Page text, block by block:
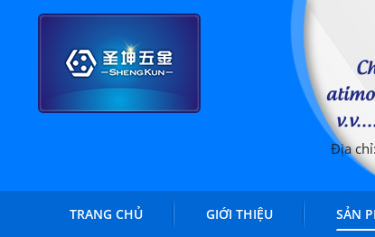
Địa
TRANG CHỦ GIỚI THIỆU SẢN